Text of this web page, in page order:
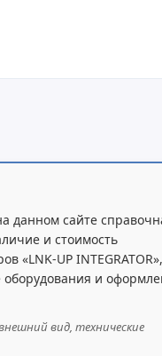
включая
сайте
и стоимость
«LNK-UP INTEGRATOR»,
оборудования и
вид, технические